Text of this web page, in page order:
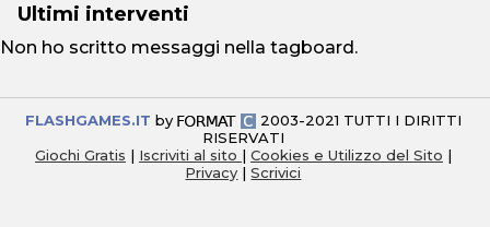
Ultimi interventi
Non ho scritto messaggi nella tagboard.
FLASHGAMES.IT by
2003-2021 TUTTI I DIRITTI
RISERVATI
Giochi Gratis | Iscriviti al sito | Cookies e Utilizzo del Sito |
Privacy |Scrivici